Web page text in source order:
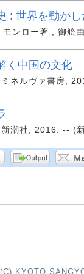
: 世界を動か
モンロー著 ; 御舩
く中国の文化
ネルヴァ書房,
潮社, 2016. -- (
(C) KYOTO